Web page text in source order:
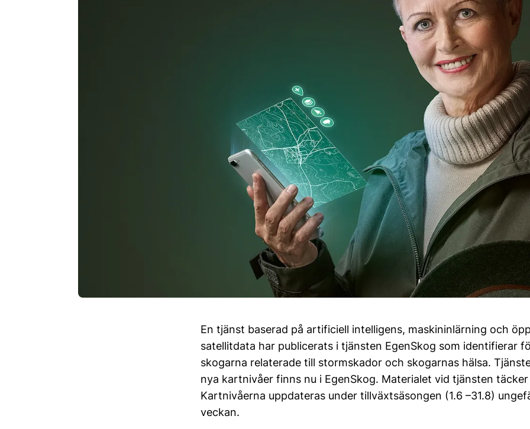
En tjänst baserad på artificiell intelligens, maskininlärning och
satellitdata har publicerats i tjänsten EgenSkog som identifierar
skogarna relaterade till stormskador och skogarnas hälsa.
nya kartnivåer finns nu i EgenSkog. Materialet vid tjänsten
Kartnivåerna uppdateras under tillväxtsäsongen (1.6 –31.8)
veckan.